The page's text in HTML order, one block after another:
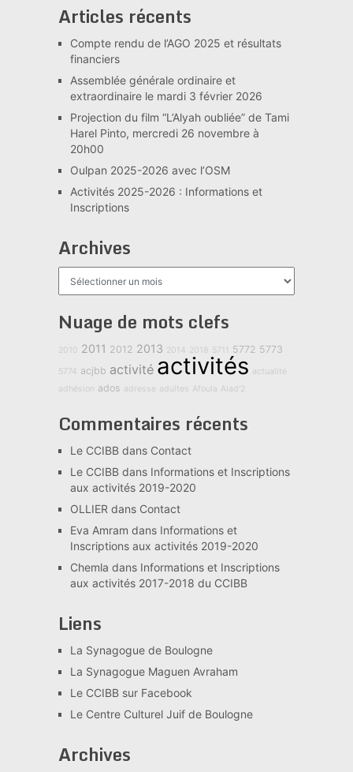
Articles récents
Compte rendu de l’AGO 2025 et résultats
financiers
Assemblée générale ordinaire et
extraordinaire le mardi 3 février 2026
Projection du film “L’Alyah oubliée” de Tami
Harel Pinto, mercredi 26 novembre à
20h00
Oulpan 2025-2026 avec l’OSM
Activités 2025-2026 : Informations et
Inscriptions
Archives
Nuage de mots clefs
2010 2011 2012 2013 2014 2018 5711 5772 5773
5774 acjbb activité activités actualité
adhésion ados adresse adultes Afoula Alad'2
Commentaires récents
Le CCIBBdans Contact
Le CCIBBdans Informations et Inscriptions
aux activités 2019-2020
OLLIER dans Contact
Eva Amram dans Informations et
Inscriptions aux activités 2019-2020
Chemla dans Informations et Inscriptions
aux activités 2017-2018 du CCIBB
Liens
La Synagogue de Boulogne
La Synagogue Maguen Avraham
Le CCIBB sur Facebook
Le Centre Culturel Juif de Boulogne
Archives